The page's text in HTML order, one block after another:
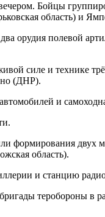
Бойцы
область) и
орудия полевой
силе и технике
(ДНР).
и
формирования двух
область).
и станцию
теробороны в